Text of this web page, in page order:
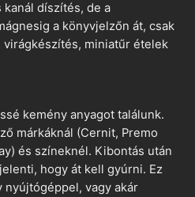
díszítés, de a
a könyvjelzőn át, csak
miniatűr ételek
kemény anyagot találunk.
márkáknál (Cernit, Premo
és színeknél. Kibontás után
hogy át kell gyúrni. Ez
vagy akár